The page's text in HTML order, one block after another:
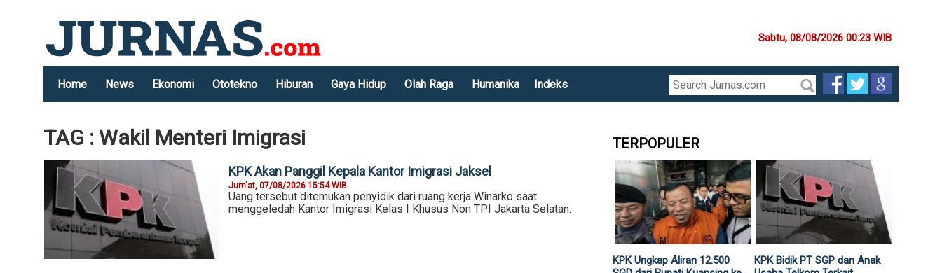
Sabtu, 08/08/2026 00:23 WIB
Home News Ekonomi Ototekno Hiburan Gaya Hidup Olah Raga Humanika Indeks
TAG : Wakil Menteri Imigrasi
KPK Akan Panggil Kepala Kantor Imigrasi Jaksel
Jum'at, 07/08/2026 15:54 WIB
Uang tersebut ditemukan penyidik dari ruang kerja Winarko saat
menggeledah Kantor Imigrasi Kelas I Khusus Non TPI Jakarta Selatan.
TERPOPULER
KPK Ungkap Aliran 12.500
KPK Bidik PT SGP dan Anak